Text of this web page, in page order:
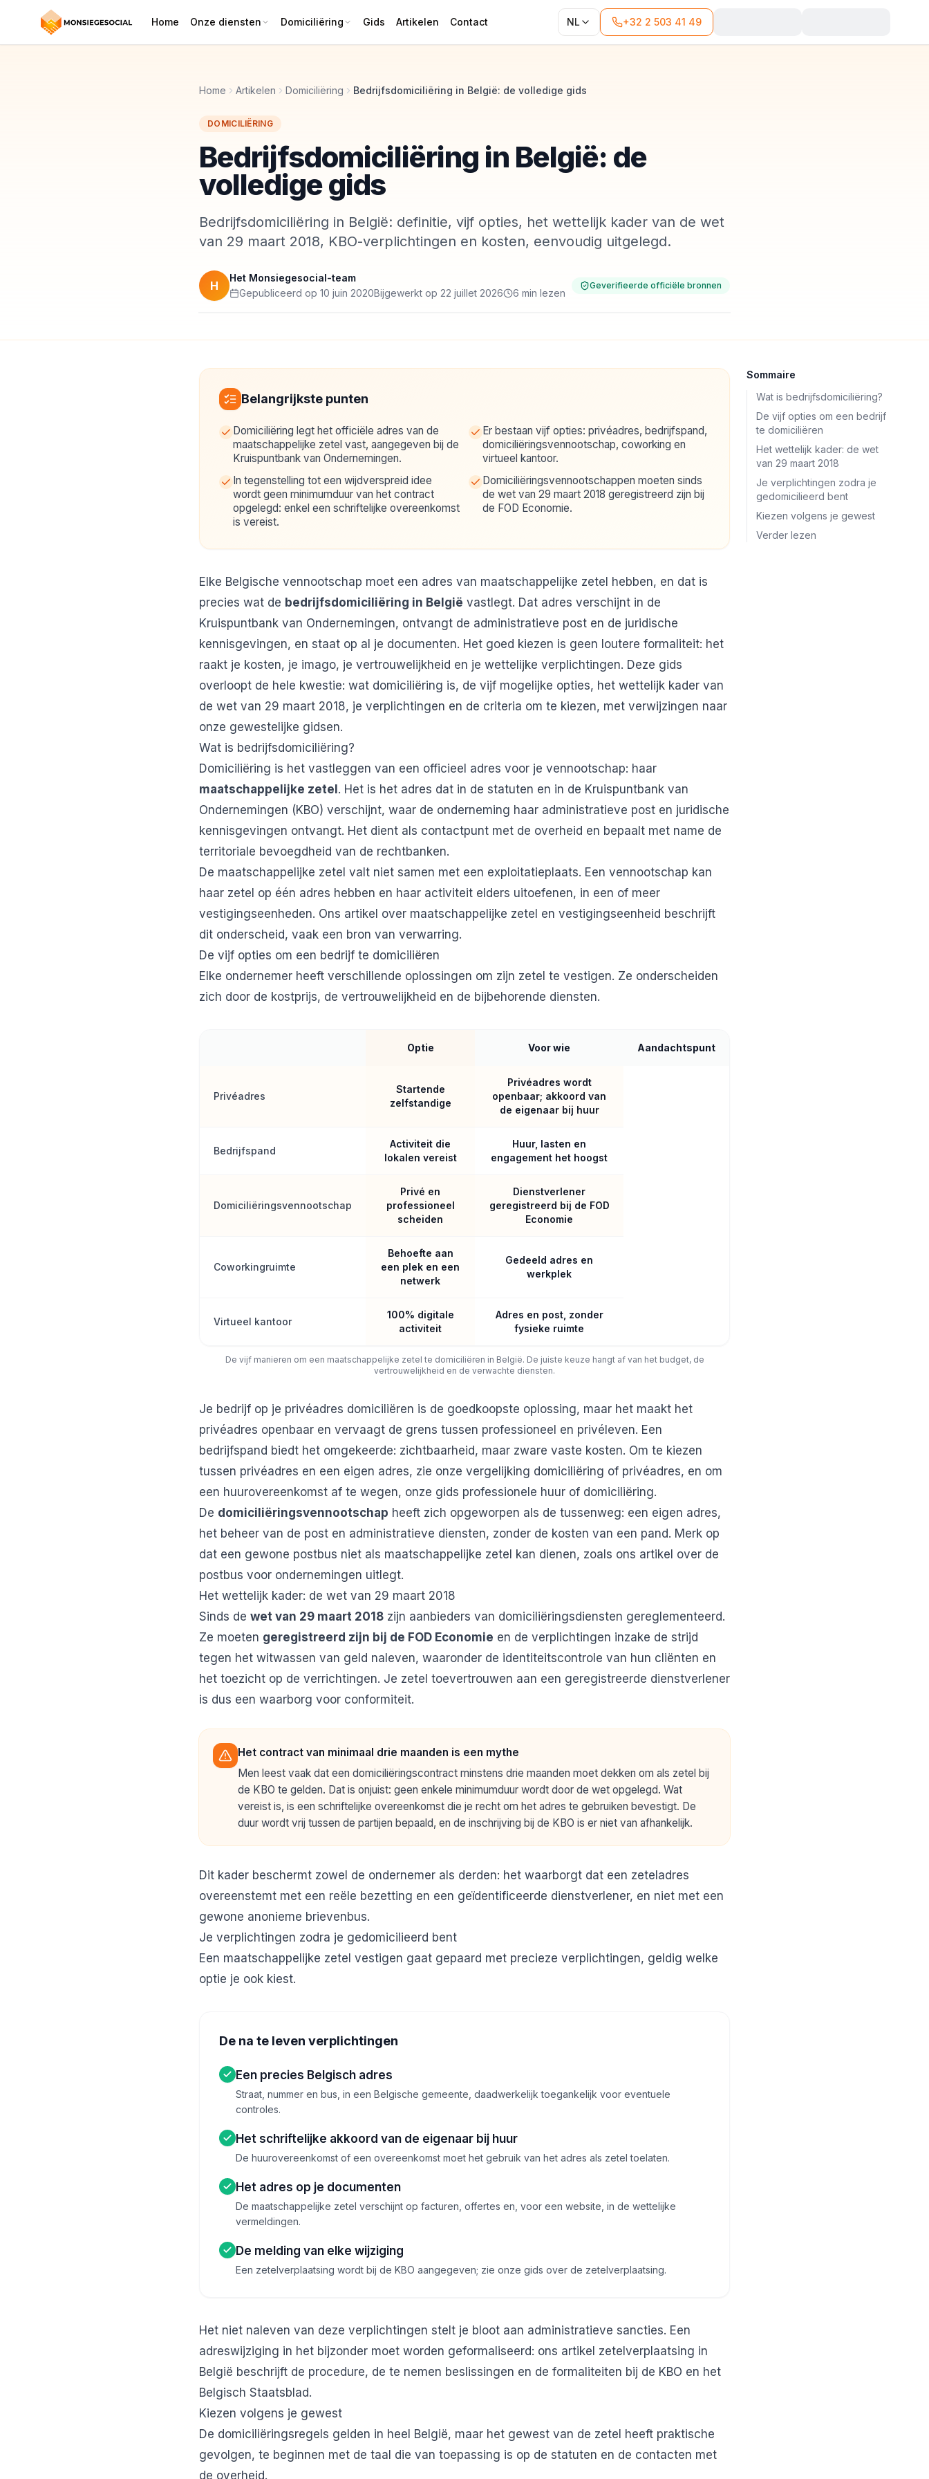
Home Onze diensten Domiciliëring Gids Artikelen Contact NL +32 2 503 41 49
Home Artikelen Domiciliëring Bedrijfsdomiciliëring in België: de volledige gids
DOMICILIËRING
Bedrijfsdomiciliëring in België: de
volledige gids
Bedrijfsdomiciliëring in België: definitie, vijf opties, het wettelijk kader van de wet
van 29 maart 2018, KBO-verplichtingen en kosten, eenvoudig uitgelegd.
H
Het Monsiegesocial-team
Gepubliceerd op 10 juin 2020Bijgewerkt op 22 juillet 2026 6 min lezen
Geverifieerde officiële bronnen
Belangrijkste punten
Domiciliëring legt het officiële adres van de
maatschappelijke zetel vast, aangegeven bij de
Kruispuntbank van Ondernemingen.
Er bestaan vijf opties: privéadres, bedrijfspand,
domiciliëringsvennootschap, coworking en
virtueel kantoor.
In tegenstelling tot een wijdverspreid idee
wordt geen minimumduur van het contract
opgelegd: enkel een schriftelijke overeenkomst
is vereist.
Domiciliëringsvennootschappen moeten sinds
de wet van 29 maart 2018 geregistreerd zijn bij
de FOD Economie.
Elke Belgische vennootschap moet een adres van maatschappelijke zetel hebben, en dat is
precies wat de bedrijfsdomiciliëring in België vastlegt. Dat adres verschijnt in de
Kruispuntbank van Ondernemingen, ontvangt de administratieve post en de juridische
kennisgevingen, en staat op al je documenten. Het goed kiezen is geen loutere formaliteit: het
raakt je kosten, je imago, je vertrouwelijkheid en je wettelijke verplichtingen. Deze gids
overloopt de hele kwestie: wat domiciliëring is, de vijf mogelijke opties, het wettelijk kader van
de wet van 29 maart 2018, je verplichtingen en de criteria om te kiezen, met verwijzingen naar
onze gewestelijke gidsen.
Wat is bedrijfsdomiciliëring?
Domiciliëring is het vastleggen van een officieel adres voor je vennootschap: haar
maatschappelijke zetel . Het is het adres dat in de statuten en in de Kruispuntbank van
Ondernemingen (KBO) verschijnt, waar de onderneming haar administratieve post en juridische
kennisgevingen ontvangt. Het dient als contactpunt met de overheid en bepaalt met name de
territoriale bevoegdheid van de rechtbanken.
De maatschappelijke zetel valt niet samen met een exploitatieplaats. Een vennootschap kan
haar zetel op één adres hebben en haar activiteit elders uitoefenen, in een of meer
vestigingseenheden. Ons artikel over maatschappelijke zetel en vestigingseenheid beschrijft
dit onderscheid, vaak een bron van verwarring.
De vijf opties om een bedrijf te domiciliëren
Elke ondernemer heeft verschillende oplossingen om zijn zetel te vestigen. Ze onderscheiden
zich door de kostprijs, de vertrouwelijkheid en de bijbehorende diensten.
Optie Voor wie Aandachtspunt
Privéadres
Startende
zelfstandige
Privéadres wordt
openbaar; akkoord van
de eigenaar bij huur
Bedrijfspand
Activiteit die
lokalen vereist
Huur, lasten en
engagement het hoogst
Domiciliëringsvennootschap
Privé en
professioneel
scheiden
Dienstverlener
geregistreerd bij de FOD
Economie
Coworkingruimte
Behoefte aan
een plek en een
netwerk
Gedeeld adres en
werkplek
Virtueel kantoor
100% digitale
activiteit
Adres en post, zonder
fysieke ruimte
De vijf manieren om een maatschappelijke zetel te domiciliëren in België. De juiste keuze hangt af van het budget, de
vertrouwelijkheid en de verwachte diensten.
Je bedrijf op je privéadres domiciliëren is de goedkoopste oplossing, maar het maakt het
privéadres openbaar en vervaagt de grens tussen professioneel en privéleven. Een
bedrijfspand biedt het omgekeerde: zichtbaarheid, maar zware vaste kosten. Om te kiezen
tussen privéadres en een eigen adres, zie onze vergelijking domiciliëring of privéadres, en om
een huurovereenkomst af te wegen, onze gids professionele huur of domiciliëring.
De domiciliëringsvennootschap heeft zich opgeworpen als de tussenweg: een eigen adres,
het beheer van de post en administratieve diensten, zonder de kosten van een pand. Merk op
dat een gewone postbus niet als maatschappelijke zetel kan dienen, zoals ons artikel over de
postbus voor ondernemingen uitlegt.
Het wettelijk kader: de wet van 29 maart 2018
Sinds de wet van 29 maart 2018 zijn aanbieders van domiciliëringsdiensten gereglementeerd.
Ze moeten geregistreerd zijn bij de FOD Economie en de verplichtingen inzake de strijd
tegen het witwassen van geld naleven, waaronder de identiteitscontrole van hun cliënten en
het toezicht op de verrichtingen. Je zetel toevertrouwen aan een geregistreerde dienstverlener
is dus een waarborg voor conformiteit.
Het contract van minimaal drie maanden is een mythe
Men leest vaak dat een domiciliëringscontract minstens drie maanden moet dekken om als zetel bij
de KBO te gelden. Dat is onjuist: geen enkele minimumduur wordt door de wet opgelegd. Wat
vereist is, is een schriftelijke overeenkomst die je recht om het adres te gebruiken bevestigt. De
duur wordt vrij tussen de partijen bepaald, en de inschrijving bij de KBO is er niet van afhankelijk.
Dit kader beschermt zowel de ondernemer als derden: het waarborgt dat een zeteladres
overeenstemt met een reële bezetting en een geïdentificeerde dienstverlener, en niet met een
gewone anonieme brievenbus.
Je verplichtingen zodra je gedomicilieerd bent
Een maatschappelijke zetel vestigen gaat gepaard met precieze verplichtingen, geldig welke
optie je ook kiest.
De na te leven verplichtingen
Een precies Belgisch adres
Straat, nummer en bus, in een Belgische gemeente, daadwerkelijk toegankelijk voor eventuele
controles.
Het schriftelijke akkoord van de eigenaar bij huur
De huurovereenkomst of een overeenkomst moet het gebruik van het adres als zetel toelaten.
Het adres op je documenten
De maatschappelijke zetel verschijnt op facturen, offertes en, voor een website, in de wettelijke
vermeldingen.
De melding van elke wijziging
Een zetelverplaatsing wordt bij de KBO aangegeven; zie onze gids over de zetelverplaatsing.
Het niet naleven van deze verplichtingen stelt je bloot aan administratieve sancties. Een
adreswijziging in het bijzonder moet worden geformaliseerd: ons artikel zetelverplaatsing in
België beschrijft de procedure, de te nemen beslissingen en de formaliteiten bij de KBO en het
Belgisch Staatsblad.
Kiezen volgens je gewest
De domiciliëringsregels gelden in heel België, maar het gewest van de zetel heeft praktische
gevolgen, te beginnen met de taal die van toepassing is op de statuten en de contacten met
de overheid.
Sommaire
Wat is bedrijfsdomiciliëring?
De vijf opties om een bedrijf
te domiciliëren
Het wettelijk kader: de wet
van 29 maart 2018
Je verplichtingen zodra je
gedomicilieerd bent
Kiezen volgens je gewest
Verder lezen